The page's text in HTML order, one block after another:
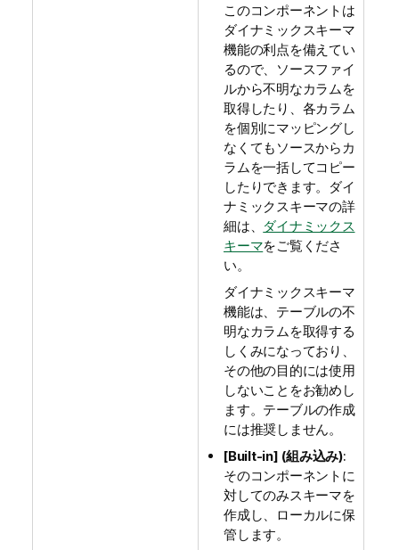
このコンポーネントは
ダイナミックスキーマ
機能の利点を備えてい
るので、ソースファイ
ルから不明なカラムを
取得したり、各カラム
を個別にマッピングし
なくてもソースからカ
ラムを一括してコピー
したりできます。ダイ
ナミックスキーマの詳
細は、 ダイナミックス
キーマをご覧くださ
い。
ダイナミックスキーマ
機能は、テーブルの不
明なカラムを取得する
しくみになっており、
その他の目的には使用
しないことをお勧めし
ます。テーブルの作成
には推奨しません。
[Built-in] (組み込み):
そのコンポーネントに
対してのみスキーマを
作成し、ローカルに保
管します。